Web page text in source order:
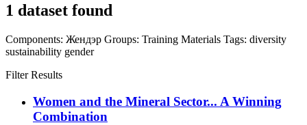
1 dataset found
Components: Жендэр Groups: Training Materials Tags: diversity
sustainability gender
Filter Results
Women and the Mineral Sector... A Winning
Combination